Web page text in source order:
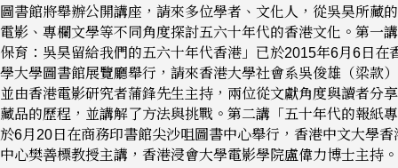
圖書館將舉辦公開講座，請來多位學者、文化人，從吳昊所藏
電影、專欄文學等不同角度探討五六十年代的香港文化。第一
保育：吳昊留給我們的五六十年代香港」已於2015年6月6日在
學大學圖書館展覽廳舉行，請來香港大學社會系吳俊雄（梁款
並由香港電影研究者蒲鋒先生主持，兩位從文獻角度與讀者分
藏品的歷程，並講解了方法與挑戰。第二講「五十年代的報紙
於6月20日在商務印書館尖沙咀圖書中心舉行，香港中文大學香
中心樊善標教授主講，香港浸會大學電影學院盧偉力博士主持。